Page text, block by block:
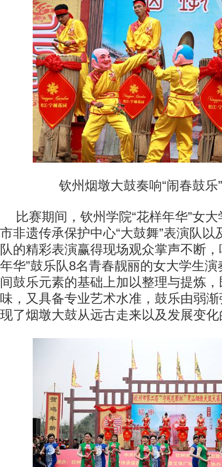
钦州烟墩大鼓奏响“闹春鼓
比赛期间，钦州学院“花样年华”女
市非遗传承保护中心“大鼓舞”表演队以
队的精彩表演赢得现场观众掌声不断
年华”鼓乐队8名青春靓丽的女大学生
间鼓乐元素的基础上加以整理与提炼
味，又具备专业艺术水准，鼓乐由弱
现了烟墩大鼓从远古走来以及发展变